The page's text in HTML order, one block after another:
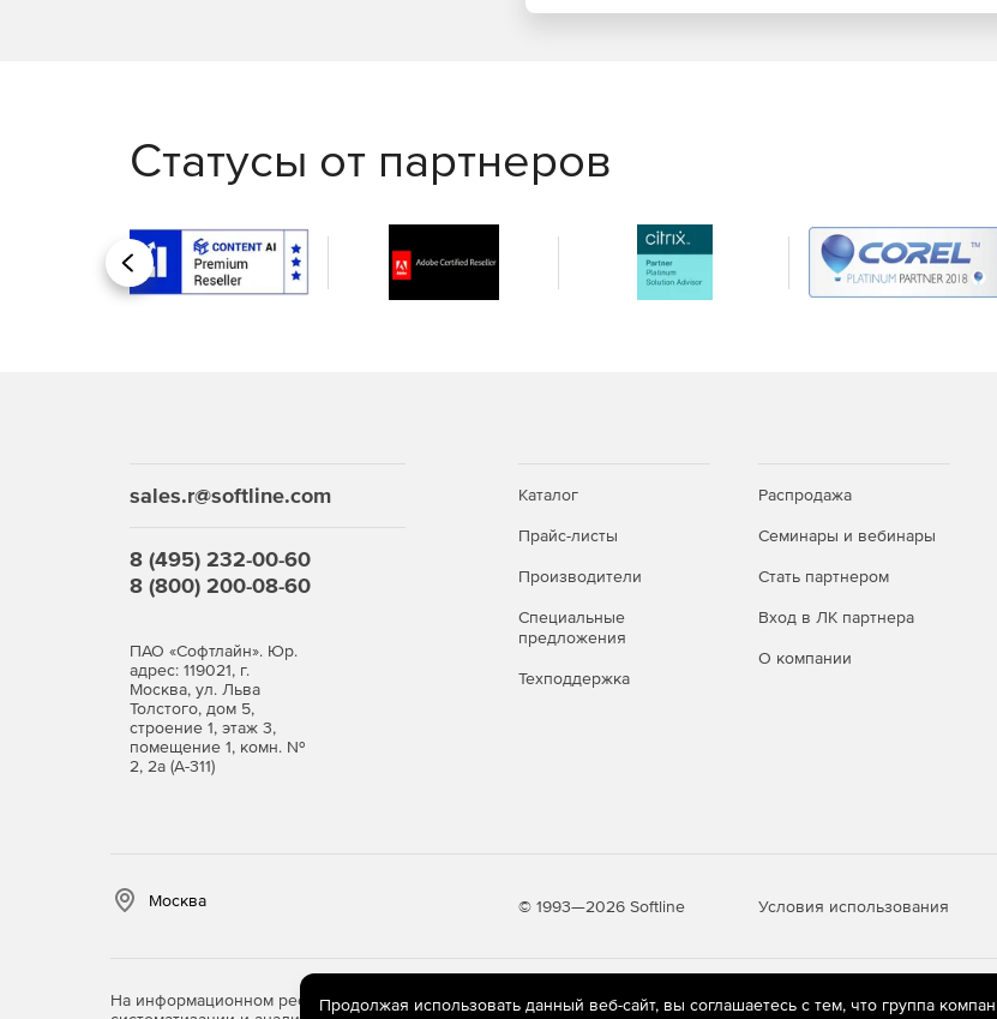
Статусы от партнеров
Назад
sales.r@softline.com
8 (495) 232-00-60
8 (800) 200-08-60
ПАО «Софтлайн». Юр.
адрес: 119021, г.
Москва, ул. Льва
Толстого, дом 5,
строение 1, этаж 3,
помещение 1, комн. №
2, 2а (А-311)
Каталог
Прайс-листы
Производители
Специальные
предложения
Техподдержка
Распродажа
Семинары и вебинары
Стать партнером
Вход в ЛК партнера
О компании
Москва © 1993—2026 Softline Условия использования
На информационном ресурсе store.softline.ru применяютсярекомендательные технологии(информационные
Продолжая использовать данный веб-сайт, вы соглашаетесь с тем, что группа